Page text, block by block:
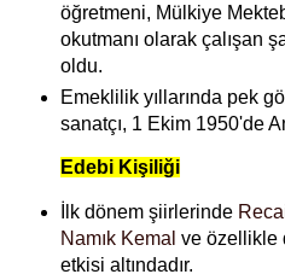
öğretmeni, Mülkiye
okutmanı olarak çalışan
oldu.
Emeklilik yıllarında pek
sanatçı, 1 Ekim 1950'de
Edebi Kişiliği
İlk dönem şiirlerinde
Namık Kemal ve özellikle
etkisi altındadır.